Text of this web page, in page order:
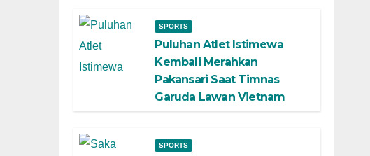
SPORTS
Puluhan Atlet Istimewa
Kembali Merahkan
Pakansari Saat Timnas
Garuda Lawan Vietnam
SPORTS